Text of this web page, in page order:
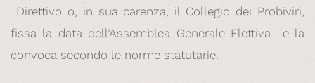
Direttivo o, in sua carenza, il Collegio dei Probiviri,
fissa la data dell’Assemblea Generale Elettiva e la
convoca secondo le norme statutarie.